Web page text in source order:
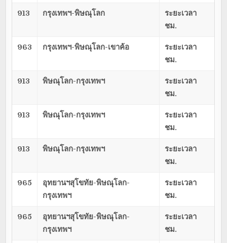
913 กรุงเทพฯ-พิษณุโลก
ระยะเวลา
ชม.
963 กรุงเทพฯ-พิษณุโลก-เขาค้อ
ระยะเวลา
ชม.
913 พิษณุโลก-กรุงเทพฯ
ระยะเวลา
ชม.
913 พิษณุโลก-กรุงเทพฯ
ระยะเวลา
ชม.
913 พิษณุโลก-กรุงเทพฯ
ระยะเวลา
ชม.
965
อุทยานฯสุโขทัย-พิษณุโลก-
กรุงเทพฯ
ระยะเวลา
ชม.
965
อุทยานฯสุโขทัย-พิษณุโลก-
กรุงเทพฯ
ระยะเวลา
ชม.